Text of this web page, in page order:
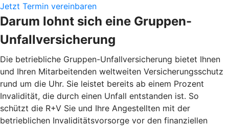
Jetzt Termin vereinbaren
Darum lohnt sich eine Gruppen-
Unfallversicherung
Die betriebliche Gruppen-Unfallversicherung bietet Ihnen
und Ihren Mitarbeitenden weltweiten Versicherungsschutz
rund um die Uhr. Sie leistet bereits ab einem Prozent
Invalidität, die durch einen Unfall entstanden ist. So
schützt die R+V Sie und Ihre Angestellten mit der
betrieblichen Invaliditätsvorsorge vor den finanziellen